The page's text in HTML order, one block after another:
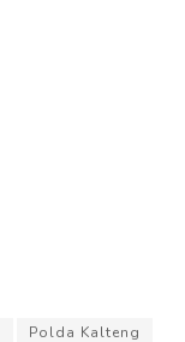
Polda Kalteng